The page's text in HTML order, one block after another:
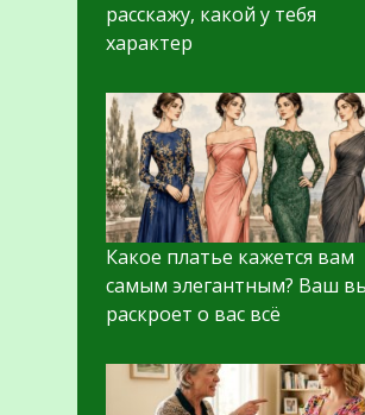
расскажу, какой у тебя
характер
Какое платье кажется вам
самым элегантным? Ваш
раскроет о вас всё